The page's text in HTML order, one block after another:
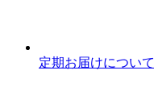
定期お届けについて